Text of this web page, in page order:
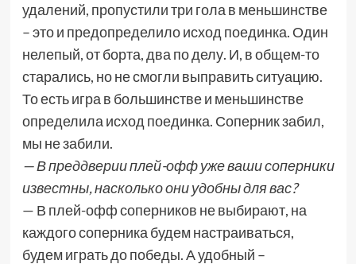
удалений, пропустили три гола в меньшинстве
– это и предопределило исход поединка. Один
нелепый, от борта, два по делу. И, в общем-то
старались, но не смогли выправить ситуацию.
То есть игра в большинстве и меньшинстве
определила исход поединка. Соперник забил,
мы не забили.
— В преддверии плей-офф уже ваши соперники
известны, насколько они удобны для вас?
— В плей-офф соперников не выбирают, на
каждого соперника будем настраиваться,
будем играть до победы. А удобный –